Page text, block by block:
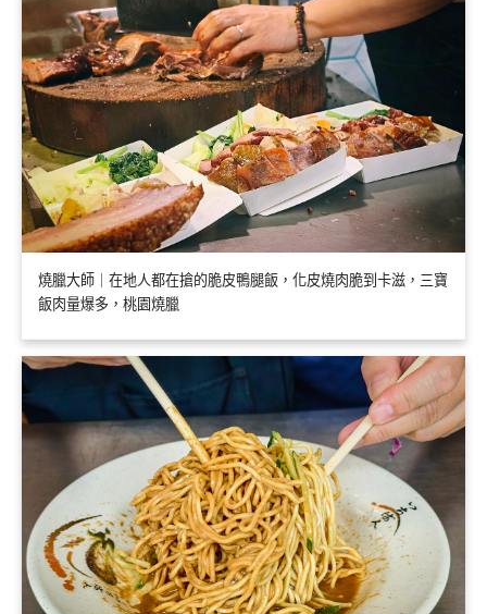
燒臘大師｜在地人都在搶的脆皮鴨腿飯，化皮燒肉脆到卡滋，三寶
飯肉量爆多，桃園燒臘